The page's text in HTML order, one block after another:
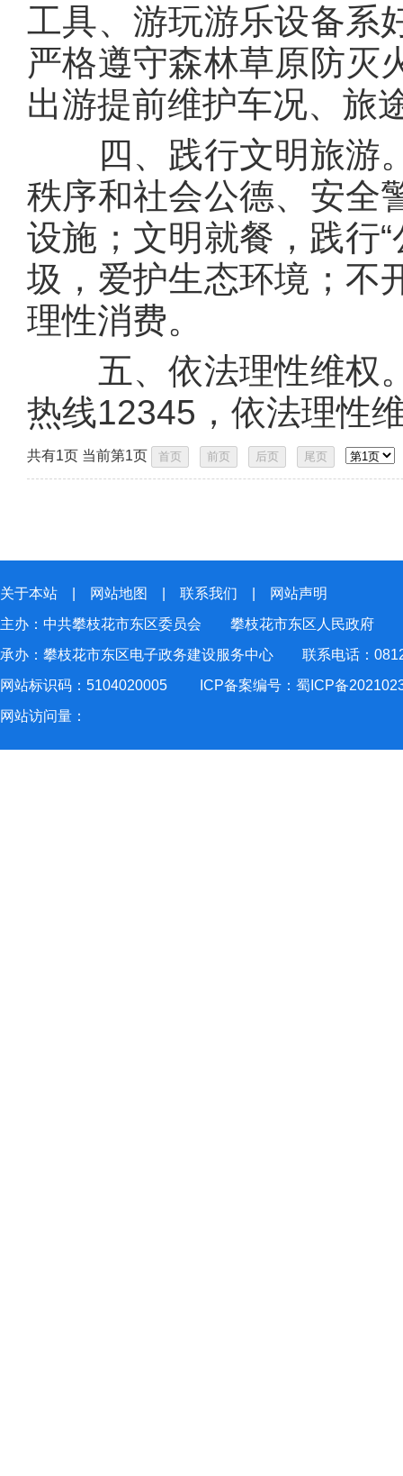
工具、游玩游乐设备系
严格遵守森林草原防灭
出游提前维护车况、旅
四、践行文明旅游。
秩序和社会公德、安全
设施；文明就餐，践行“
圾，爱护生态环境；不
理性消费。
五、依法理性维权。
热线12345，依法理性
共有1页 当前第1页
关于本站 网站地图 联系我们
网站声明
主办：中共攀枝花市东区委员会 攀枝花市东区人民政府
承办：攀枝花市东区电子政务建设服务中心 联系电话：
网站标识码：5104020005
ICP备案编号：蜀ICP备
网站访问量：